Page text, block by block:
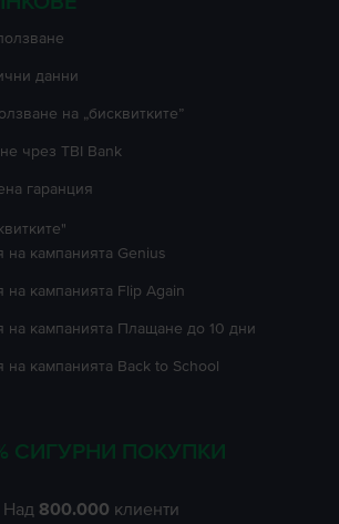
данни
на „бисквитките”
чрез TBI Bank
гаранция
на кампанията Genius
на кампанията Flip Again
на кампанията Плащане до 10 дни
на кампанията Back to School
СИГУРНИ ПОКУПКИ
Над 800.000 клиенти